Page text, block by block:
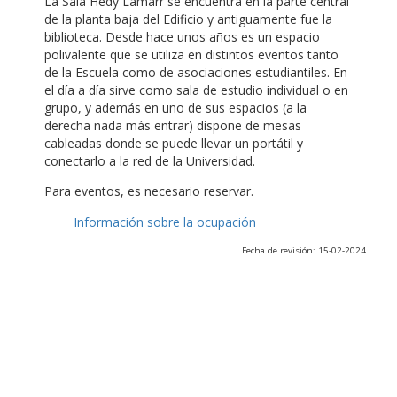
de la planta baja del Edificio y antiguamente fue la
biblioteca. Desde hace unos años es un espacio
polivalente que se utiliza en distintos eventos tanto
de la Escuela como de asociaciones estudiantiles. En
el día a día sirve como sala de estudio individual o en
grupo, y además en uno de sus espacios (a la
derecha nada más entrar) dispone de mesas
cableadas donde se puede llevar un portátil y
conectarlo a la red de la Universidad.
Para eventos, es necesario reservar.
Información sobre la ocupación
Fecha de revisión: 15-02-2024